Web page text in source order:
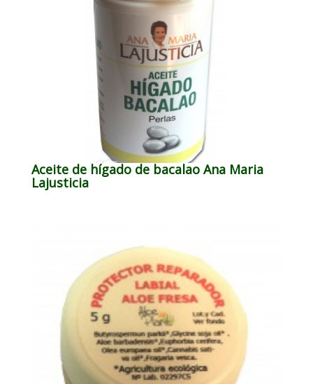
Aceite de hígado de bacalao Ana Maria
Lajusticia